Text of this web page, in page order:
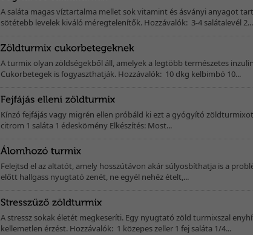
A saláta magas víztartalma mellet sok vitamint és ásványi anyagot
sötétebb levelek kiváló méregtelenítők. Hozzávalók: 3-4 salátalevél 2...
A turmix olyan zöldségekből áll, amelyek a legtöbb természetes
Cukorbetegek is fogyaszthatják. Hozzávalók: 10 dkg kelbimbó 10...
Kínzó fejfájás vagy migrén ellen próbáld ki ezt a gyógyító
citrom 1 saláta 1 édeskömény Elkészítés: Most...
Felejtsd el az altatót, amely hosszútávon akár súlyosbíthatja is a
előtt hallgass nyugtató zenét, ne egyél nehéz ételt,...
A stressz sokak életét megkeseríti. Egy nyugtató zöld turmixszal
kellemetlen érzést. Hozzávalók: 1 közepes zeller 1 fej saláta 1/4...